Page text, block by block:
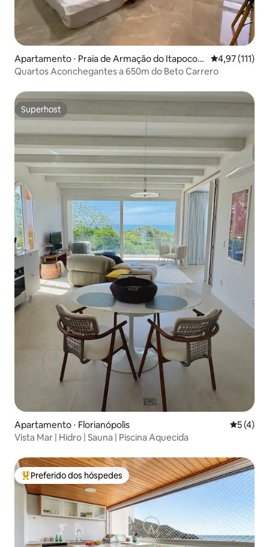
Apartamento ⋅ Praia de Armação do Itapocor
ói
4,97 de uma
4,97 (111)
Quartos Aconchegantes a 650m do Beto Carrero
Superhost
Superhost
Apartamento ⋅ Florianópolis 5 de
5 (4)
Vista Mar | Hidro | Sauna | Piscina Aquecida
Entre os melhores preferidos dos hóspedes
Preferido dos hóspedes